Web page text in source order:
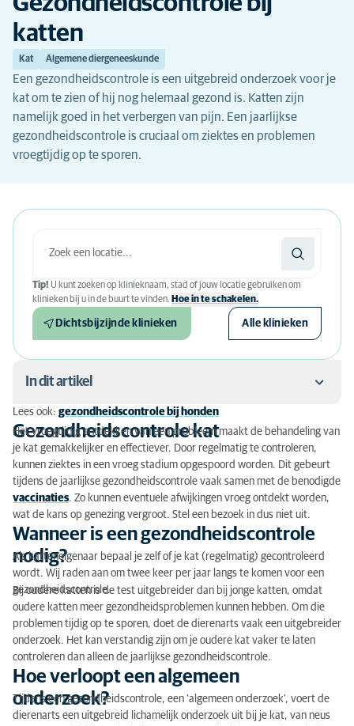
katten
Kat Algemene diergeneeskunde
Een gezondheidscontrole is een uitgebreid onderzoek voor je
kat om te zien of hij nog helemaal gezond is. Katten zijn
namelijk goed in het verbergen van pijn. Een jaarlijkse
gezondheidscontrole is cruciaal om ziektes en problemen
vroegtijdig op te sporen.
Tip! U kunt zoeken op klinieknaam, stad of jouw locatie gebruiken om
klinieken bij u in de buurt te vinden. Hoe in te schakelen.
Dichtsbijzijnde klinieken Alle klinieken
In dit artikel
Gezondheidscontrole kat
Wanneer is een gezondheidscontrole nodig?
Hoe verloopt een algemeen onderzoek?
Eerste controle bij kittens
Vervolgafspraak
Kosten gezondheidscontrole
Lees ook: gezondheidscontrole bij honden
Gezondheidscontrole kat
Het vroegtijdig ontdekken van een probleem maakt de behandeling van
je kat gemakkelijker en effectiever. Door regelmatig te controleren,
kunnen ziektes in een vroeg stadium opgespoord worden. Dit gebeurt
tijdens de jaarlijkse gezondheidscontrole vaak samen met de benodigde
vaccinaties. Zo kunnen eventuele afwijkingen vroeg ontdekt worden,
wat de kans op genezing vergroot. Stel een bezoek in dus niet uit.
Wanneer is een gezondheidscontrole
nodig?
Als katteneigenaar bepaal je zelf of je kat (regelmatig) gecontroleerd
wordt. Wij raden aan om twee keer per jaar langs te komen voor een
gezondheidscontrole.
Bij oudere katten is de test uitgebreider dan bij jonge katten, omdat
oudere katten meer gezondheidsproblemen kunnen hebben. Om die
problemen tijdig op te sporen, doet de dierenarts vaak een uitgebreider
onderzoek. Het kan verstandig zijn om je oudere kat vaker te laten
controleren dan alleen de jaarlijkse gezondheidscontrole.
Hoe verloopt een algemeen
onderzoek?
Tijdens een gezondheidscontrole, een 'algemeen onderzoek', voert de
dierenarts een uitgebreid lichamelijk onderzoek uit bij je kat, van neus